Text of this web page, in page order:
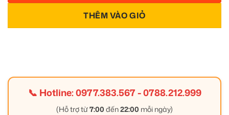
THÊM VÀO GIỎ
📞 Hotline:0977.383.567-0788.212.999
(Hỗ trợ từ7:00 đến22:00 mỗi ngày)